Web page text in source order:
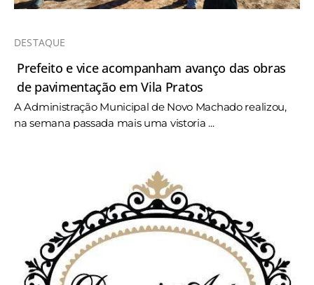
DESTAQUE
Prefeito e vice acompanham avanço das obras
de pavimentação em Vila Pratos
A Administração Municipal de Novo Machado realizou,
na semana passada mais uma vistoria ...